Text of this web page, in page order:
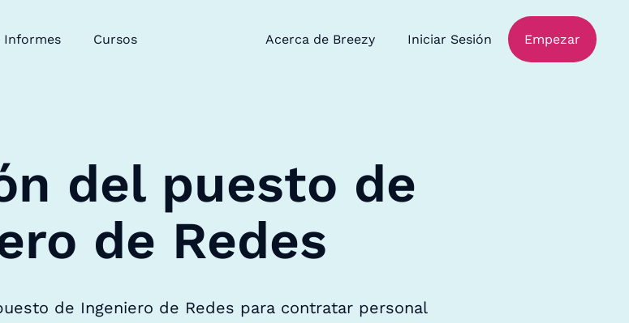
Informes Cursos Acerca de Breezy Iniciar Sesión Empezar
del puesto de
de Redes
de Ingeniero de Redes para contratar personal